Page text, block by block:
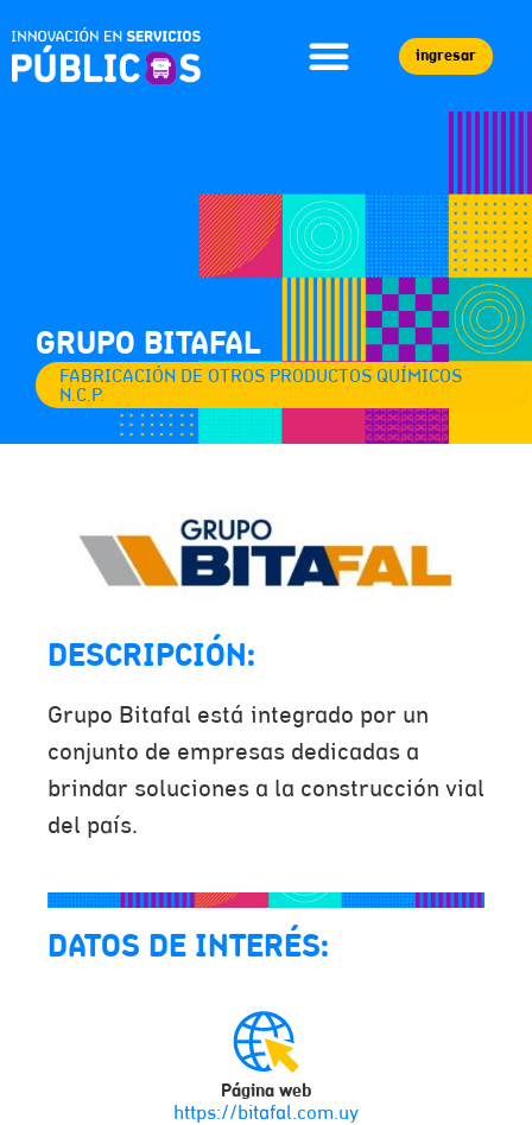
ingresar
GRUPO BITAFAL
FABRICACIÓN DE OTROS PRODUCTOS QUÍMICOS
N.C.P.
DESCRIPCIÓN:
Grupo Bitafal está integrado por un
conjunto de empresas dedicadas a
brindar soluciones a la construcción vial
del país.
DATOS DE INTERÉS:
Página web
https://bitafal.com.uy